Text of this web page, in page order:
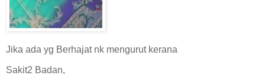
Jika ada yg Berhajat nk mengurut kerana
Sakit2 Badan,